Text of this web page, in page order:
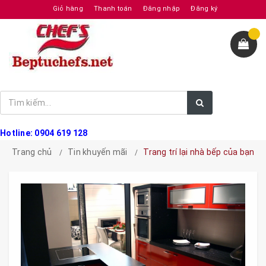
Giỏ hàng Thanh toán Đăng nhập Đăng ký
Hotline: 0904 619 128
Trang chủ
Tin khuyến mãi Trang trí lại nhà bếp của bạn